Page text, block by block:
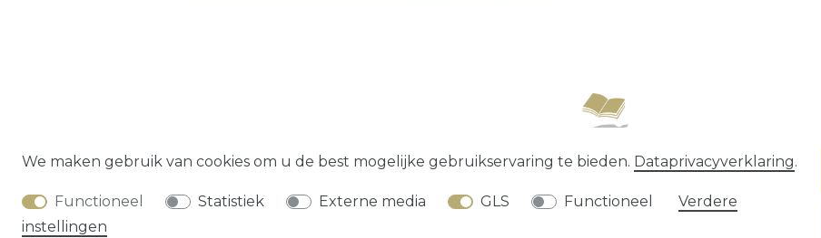
Herroepings­recht Data­privacy­verklaring Algemene voorwaarden
We maken gebruik van cookies om u de best mogelijke gebruikservaring te bieden. Data­privacy­verklaring.
Functioneel Statistiek Externe media GLS Functioneel
Verdere
instellingen